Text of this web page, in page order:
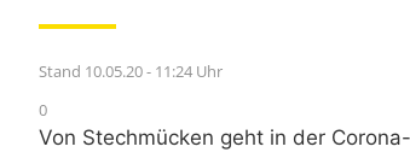
Stand 10.05.20 - 11:24 Uhr
0
Von Stechmücken geht in der